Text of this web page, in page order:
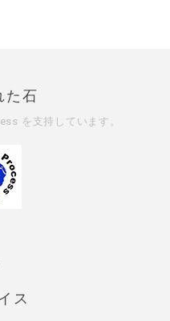
た石
を支持しています。
ス